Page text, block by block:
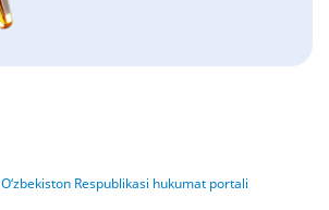
O‘zbekiston Respublikasi hukumat portali